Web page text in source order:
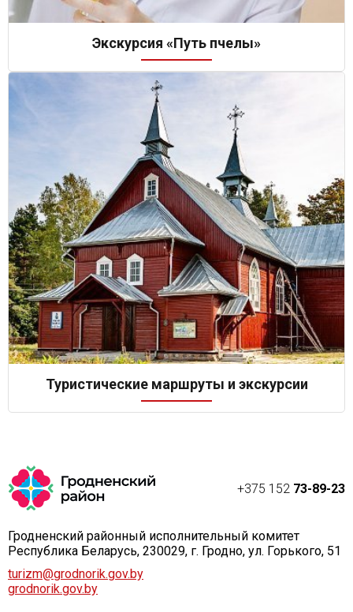
Экскурсия «Путь пчелы»
Туристические маршруты и экскурсии
+375 152 73-89-23
Гродненский районный исполнительный комитет
Республика Беларусь, 230029, г. Гродно, ул. Горького, 51
turizm@grodnorik.gov.by
grodnorik.gov.by